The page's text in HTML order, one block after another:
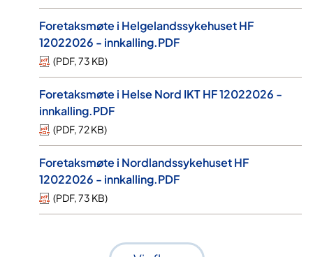
Foretaksmøte i Helgelandssykehuset HF
12022026 - innkalling.PDF
(PDF,73 KB)
Foretaksmøte i Helse Nord IKT HF 12022026 -
innkalling.PDF
(PDF,72 KB)
Foretaksmøte i Nordlandssykehuset HF
12022026 - innkalling.PDF
(PDF,73 KB)